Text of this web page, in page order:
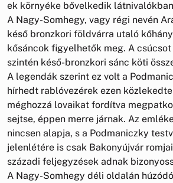
ek környéke bővelkedik
A Nagy-Somhegy, vagy régi nevén
késő bronzkori földvárra utaló
kősáncok figyelhetők meg. A
szintén késő-bronzkori sánc köti
A legendák szerint ez volt a
hírhedt rablóvezérek ezen
méghozzá lovaikat fordítva
sejtse, éppen merre járnak. Az
nincsen alapja, s a Podmaniczky
jelenlétére is csak Bakonyújvár
századi feljegyzések adnak
A Nagy-Somhegy déli oldalán